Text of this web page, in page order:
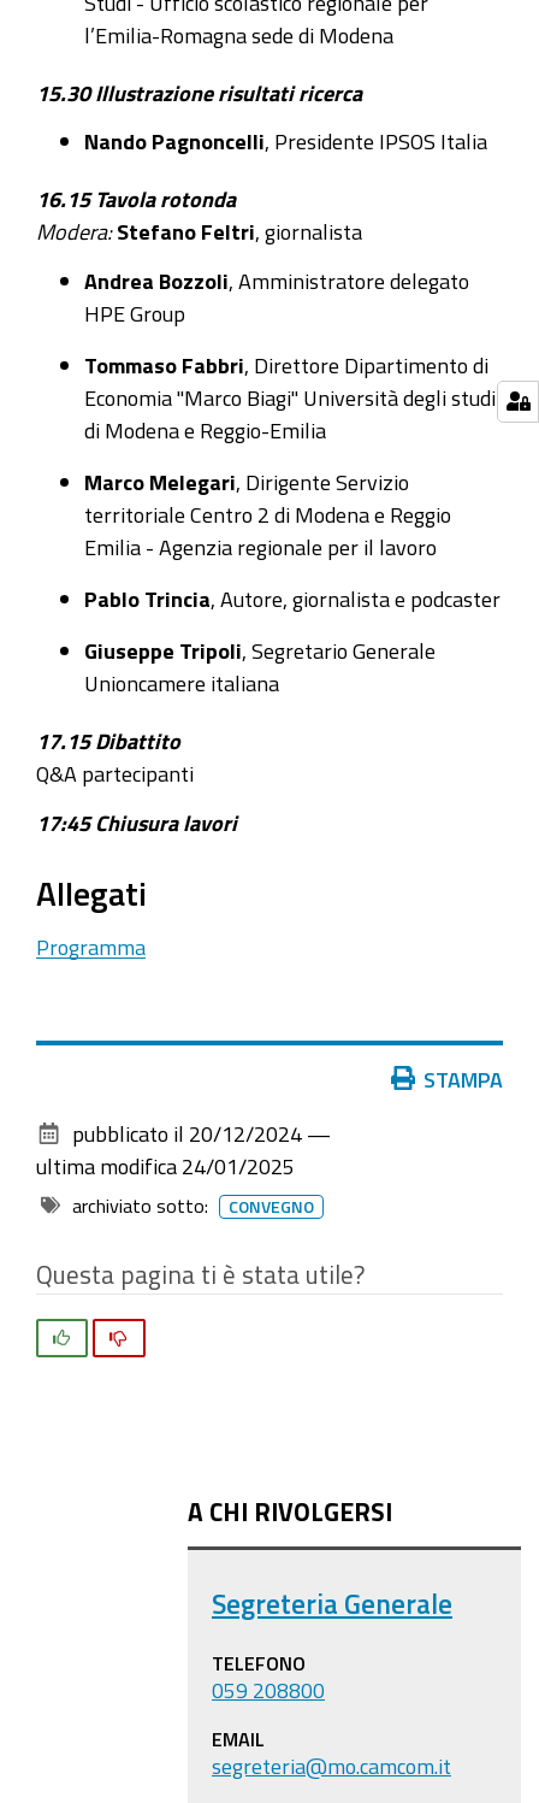
-
Segui
in
diretta
l’Emilia-Romagna sede di Modena
15.30 Illustrazione risultati ricerca
Nando Pagnoncelli , Presidente IPSOS Italia
16.15 Tavola rotonda
Modera: Stefano Feltri , giornalista
Andrea Bozzoli , Amministratore delegato
HPE Group
Tommaso Fabbri , Direttore Dipartimento di
Economia "Marco Biagi" Università degli studi
di Modena e Reggio-Emilia
Marco Melegari , Dirigente Servizio
territoriale Centro 2 di Modena e Reggio
Emilia - Agenzia regionale per il lavoro
Pablo Trincia , Autore, giornalista e podcaster
Giuseppe Tripoli , Segretario Generale
Unioncamere italiana
17.15 Dibattito
Q&A partecipanti
17:45 Chiusura lavori
Allegati
Programma
documento
STAMPA
pubblicato il 20/12/2024 —
ultima modifica 24/01/2025
archiviato sotto: CONVEGNO
Questa pagina ti è stata utile?
A CHI RIVOLGERSI
Segreteria Generale
TELEFONO
059 208800
EMAIL
segreteria@mo.camcom.it